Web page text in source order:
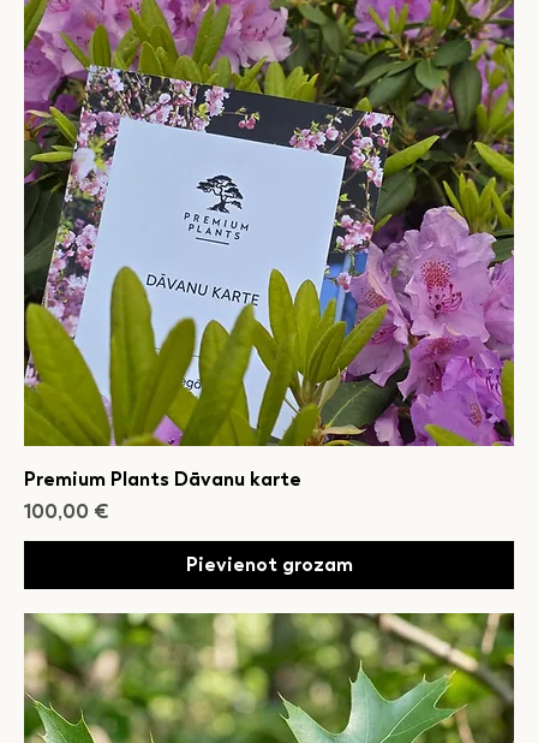
Premium Plants Dāvanu karte
Cena
100,00 €
Pievienot grozam